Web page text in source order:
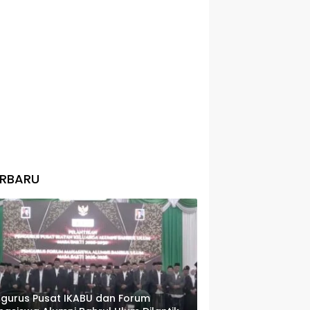
Pusat IKABU dan Forum